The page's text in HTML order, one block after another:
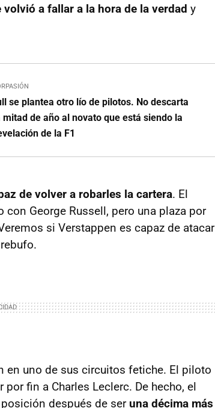
volvió a fallar a la hora de la verdad y
se plantea otro lío de pilotos. No descarta
mitad de año al novato que está siendo la
de la F1
de volver a robarles la cartera. El
George Russell, pero una plaza por
si Verstappen es capaz de atacar
en uno de sus circuitos fetiche. El piloto
fin a Charles Leclerc. De hecho, el
después de ser una décima más